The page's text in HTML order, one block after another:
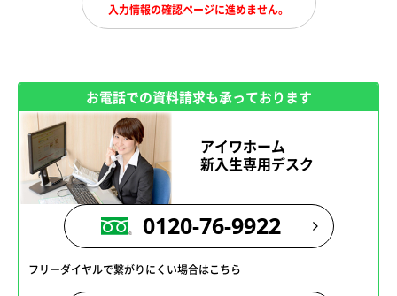
入力情報の確認ページに進めません。
お電話での資料請求も承っております
アイワホーム
新入生専用デスク
0120-76-9922
フリーダイヤルで繋がりにくい場合はこちら